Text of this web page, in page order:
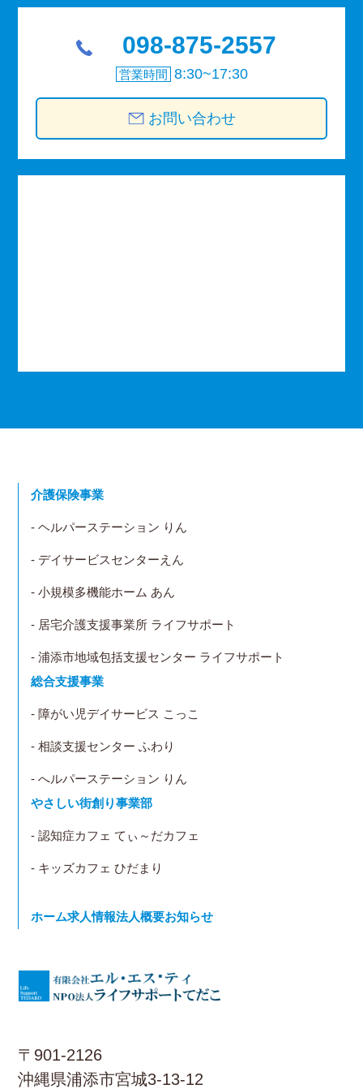
098-875-2557
営業時間 8:30~17:30
お問い合わせ
〒901-2126
沖縄県浦添市宮城3-13-12
介護保険事業
- ヘルパーステーション りん
- デイサービスセンターえん
- 小規模多機能ホーム あん
- 居宅介護支援事業所 ライフサポート
- 浦添市地域包括支援センター ライフサポート
総合支援事業
- 障がい児デイサービス こっこ
- 相談支援センター ふわり
- へルパーステーション りん
やさしい街創り事業部
- 認知症カフェ てぃ～だカフェ
- キッズカフェ ひだまり
ホーム求人情報法人概要お知らせ